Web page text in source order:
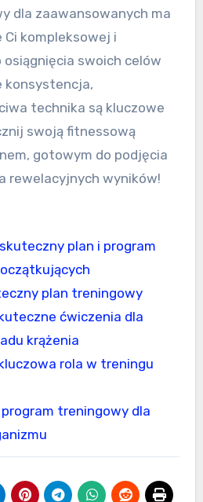
dla zaawansowanych ma
Ci kompleksowej i
swoich celów
konsystencja,
technika są kluczowe
swoją fitnessową
gotowym do podjęcia
rewelacyjnych wyników!
plan i program
plan treningowy
ćwiczenia dla
krążenia
rola w treningu
treningowy dla